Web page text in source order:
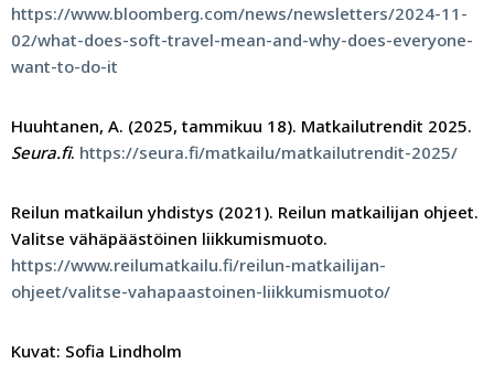
https://www.bloomberg.com/news/newsletters/2024-11-
02/what-does-soft-travel-mean-and-why-does-everyone-
want-to-do-it
Huuhtanen, A. (2025, tammikuu 18). Matkailutrendit 2025.
Seura.fi. https://seura.fi/matkailu/matkailutrendit-2025/
Reilun matkailun yhdistys (2021). Reilun matkailijan ohjeet.
Valitse vähäpäästöinen liikkumismuoto.
https://www.reilumatkailu.fi/reilun-matkailijan-
ohjeet/valitse-vahapaastoinen-liikkumismuoto/
Kuvat: Sofia Lindholm